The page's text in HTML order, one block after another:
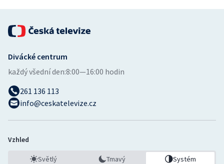
Divácké centrum
každý všední den:8:00—16:00 hodin
261 136 113
info@ceskatelevize.cz
Vzhled
Světlý Tmavý Systém